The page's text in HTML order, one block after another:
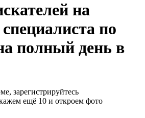
на
по
полный день в
зарегистрируйтесь
ещё 10 и откроем фото